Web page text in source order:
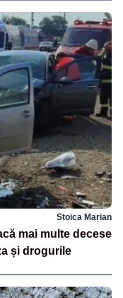
Stoica Marian
mai multe decese
și drogurile